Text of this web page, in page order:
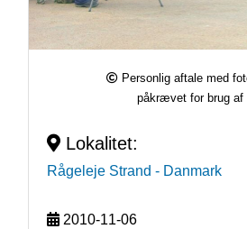
Personlig aftale med
påkrævet for brug af
Lokalitet:
Rågeleje Strand - Danmark
2010-11-06